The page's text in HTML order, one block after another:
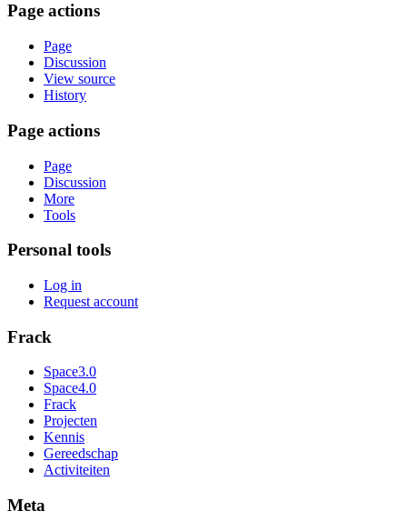
Page actions
Page
Discussion
View source
History
Page actions
Page
Discussion
More
Tools
Personal tools
Log in
Request account
Frack
Space3.0
Space4.0
Frack
Projecten
Kennis
Gereedschap
Activiteiten
Meta